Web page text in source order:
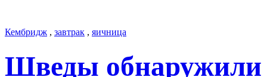
Кембридж , завтрак , яичница
Шведы